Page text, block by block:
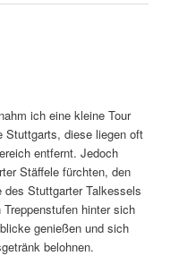
hier, um Marketing-
und diesen Inhalt zu
ich eine kleine Tour
Stuttgarts, diese liegen oft
entfernt. Jedoch
Stäffele fürchten, den
des Stuttgarter Talkessels
hinter sich
genießen und sich
belohnen.